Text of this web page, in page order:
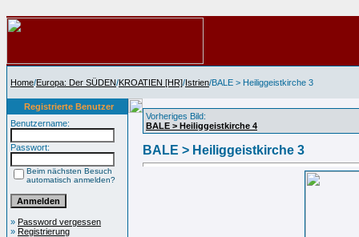
Home/Europa: Der SÜDEN/KROATIEN [HR]/Istrien/BALE > Heiliggeistkirche 3
Registrierte Benutzer
Benutzername:
Passwort:
Beim nächsten Besuch
automatisch anmelden?
» Password vergessen
» Registrierung
Vorheriges Bild:
BALE > Heiliggeistkirche 4
BALE > Heiliggeistkirche 3